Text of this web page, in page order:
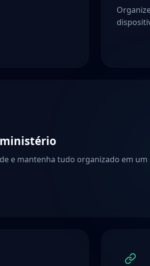
e mantenha tudo organizado em um